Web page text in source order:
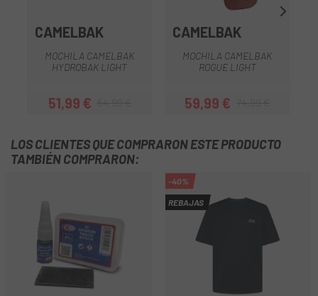
CAMELBAK
MOCHILA CAMELBAK
HYDROBAK LIGHT
Precio
51,99 €Precio regular
CAMELBAK
MOCHILA CAMELBAK
ROGUE LIGHT
Precio
59,99 €Precio regular
LOS CLIENTES QUE COMPRARON ESTE PRODUCTO
TAMBIÉN COMPRARON:
-40%
REBAJAS